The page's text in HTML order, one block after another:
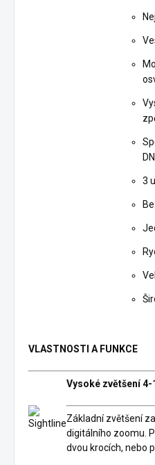
3
VLASTNOSTI A FUNKCE
Vysoké zvětšení 4-
Základní zvětšení
digitálního zoomu.
dvou krocích, nebo